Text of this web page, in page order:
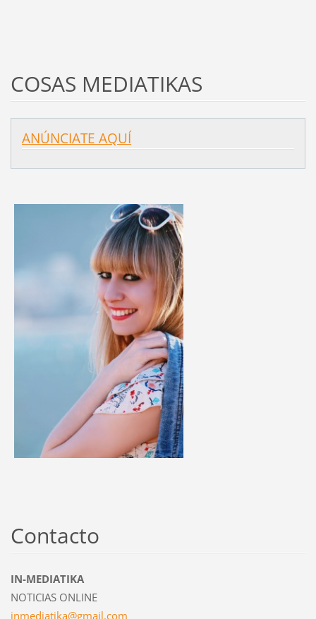
COSAS MEDIATIKAS
ANÚNCIATE AQUÍ
Contacto
IN-MEDIATIKA
NOTICIAS ONLINE
inmediatika@gmail.com